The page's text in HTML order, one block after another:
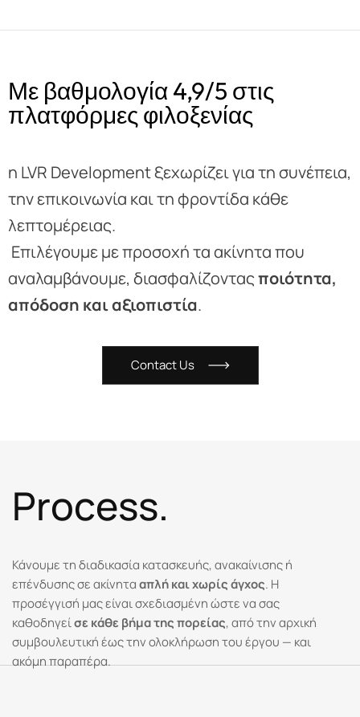
Με βαθμολογία 4,9/5 στις
πλατφόρμες φιλοξενίας
η LVR Development ξεχωρίζει για τη συνέπεια,
την επικοινωνία και τη φροντίδα κάθε
λεπτομέρειας.
Επιλέγουμε με προσοχή τα ακίνητα που
αναλαμβάνουμε, διασφαλίζονταςποιότητα,
απόδοση και αξιοπιστία.
Contact Us
Process.
Κάνουμε τη διαδικασία κατασκευής, ανακαίνισης ή
επένδυσης σε ακίνητααπλή και χωρίς άγχος. Η
προσέγγισή μας είναι σχεδιασμένη ώστε να σας
καθοδηγείσε κάθε βήμα της πορείας, από την αρχική
συμβουλευτική έως την ολοκλήρωση του έργου — και
ακόμη παραπέρα.